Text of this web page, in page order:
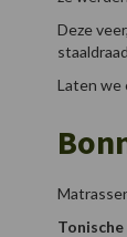
Deze
Laten we